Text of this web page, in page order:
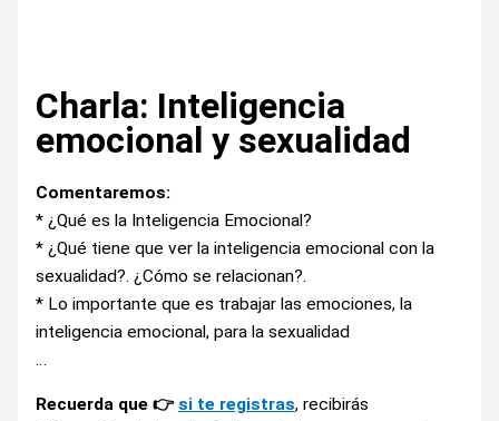
Charla: Inteligencia
emocional y sexualidad
Comentaremos:
* ¿Qué es la Inteligencia Emocional?
* ¿Qué tiene que ver la inteligencia emocional con la
sexualidad?. ¿Cómo se relacionan?.
* Lo importante que es trabajar las emociones, la
inteligencia emocional, para la sexualidad
Recuerda que 👉si te registras, recibirás